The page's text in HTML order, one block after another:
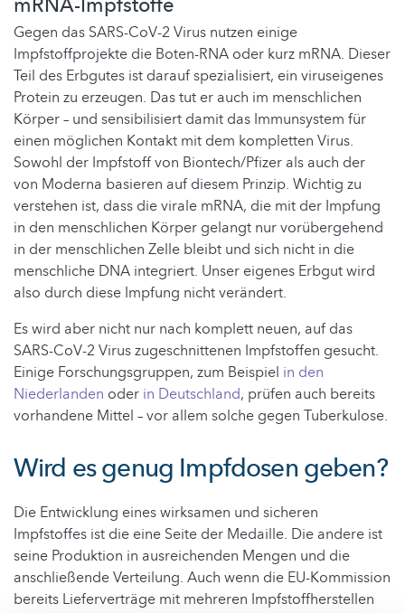
Gegen das SARS-CoV-2 Virus nutzen einige
Impfstoffprojekte die Boten-RNA oder kurz mRNA. Dieser
Teil des Erbgutes ist darauf spezialisiert, ein viruseigenes
Protein zu erzeugen. Das tut er auch im menschlichen
Körper – und sensibilisiert damit das Immunsystem für
einen möglichen Kontakt mit dem kompletten Virus.
Sowohl der Impfstoff von Biontech/Pfizer als auch der
von Moderna basieren auf diesem Prinzip. Wichtig zu
verstehen ist, dass die virale mRNA, die mit der Impfung
in den menschlichen Körper gelangt nur vorübergehend
in der menschlichen Zelle bleibt und sich nicht in die
menschliche DNA integriert. Unser eigenes Erbgut wird
also durch diese Impfung nicht verändert.
Es wird aber nicht nur nach komplett neuen, auf das
SARS-CoV-2 Virus zugeschnittenen Impfstoffen gesucht.
Einige Forschungsgruppen, zum Beispiel in den
Niederlanden oder in Deutschland, prüfen auch bereits
vorhandene Mittel – vor allem solche gegen Tuberkulose.
Wird es genug Impfdosen geben?
Die Entwicklung eines wirksamen und sicheren
Impfstoffes ist die eine Seite der Medaille. Die andere ist
seine Produktion in ausreichenden Mengen und die
anschließende Verteilung. Auch wenn die EU-Kommission
bereits Lieferverträge mit mehreren Impfstoffherstellen